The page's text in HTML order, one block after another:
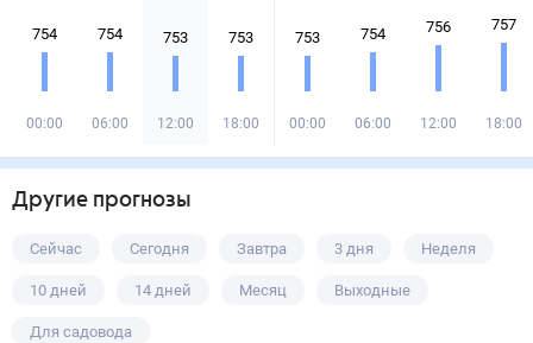
754
00:00
754
06:00
753
12:00
753
18:00
753
00:00
754
06:00
756
12:00
757
18:00
Другие прогнозы
Сейчас Сегодня Завтра 3 дня Неделя
10 дней 14 дней Месяц Выходные
Для садовода